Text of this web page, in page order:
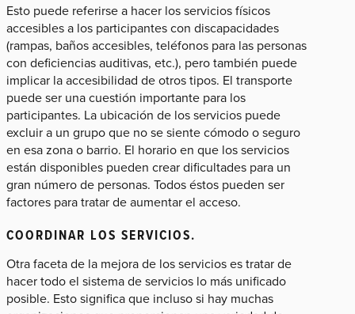
Esto puede referirse a hacer los servicios físicos
accesibles a los participantes con discapacidades
(rampas, baños accesibles, teléfonos para las personas
con deficiencias auditivas, etc.), pero también puede
implicar la accesibilidad de otros tipos. El transporte
puede ser una cuestión importante para los
participantes. La ubicación de los servicios puede
excluir a un grupo que no se siente cómodo o seguro
en esa zona o barrio. El horario en que los servicios
están disponibles pueden crear dificultades para un
gran número de personas. Todos éstos pueden ser
factores para tratar de aumentar el acceso.
COORDINAR LOS SERVICIOS.
Otra faceta de la mejora de los servicios es tratar de
hacer todo el sistema de servicios lo más unificado
posible. Esto significa que incluso si hay muchas